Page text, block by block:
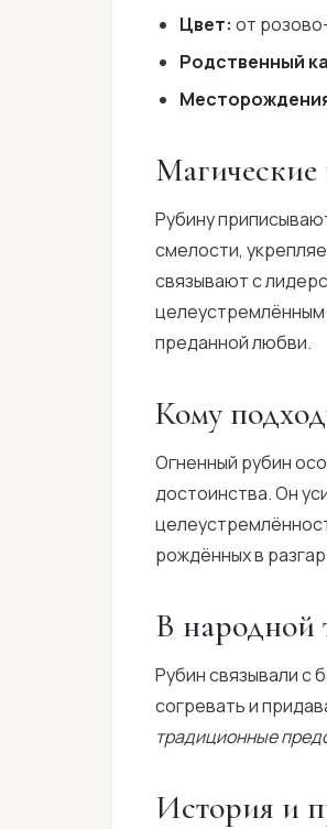
Цвет: от
Родственный
Магические
Рубину
смелости,
связывают с
целеустремлённым
преданной любви.
Кому
Огненный рубин
достоинства. Он
рождённых в
В народной
Рубин связывали с
согревать и
традиционные
История и